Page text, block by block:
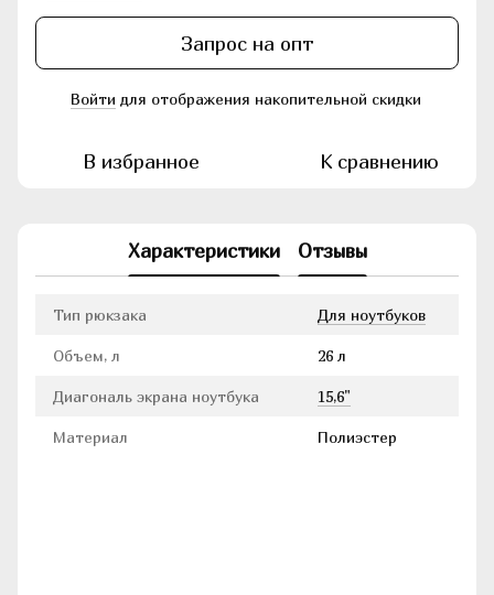
Запрос на опт
Войти для отображения накопительной скидки
В избранное К сравнению
Характеристики Отзывы
Тип рюкзака Для ноутбуков
Объем, л 26 л
Диагональ экрана ноутбука 15,6"
Материал Полиэстер